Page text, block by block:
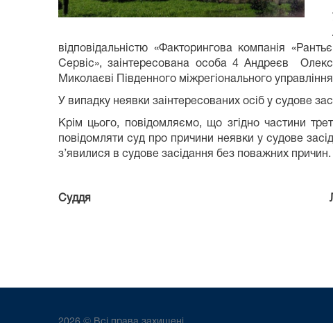
відповідальністю «Факторингова компанія
Сервіс», заінтересована особа 4 Андреєв
Миколаєві Південного міжрегіонального
У випадку неявки заінтересованих осіб у судове
Крім цього, повідомляємо, що згідно частини
повідомляти суд про причини неявки у судове
з’явилися в судове засідання без поважних причин.
Суддя Людмила